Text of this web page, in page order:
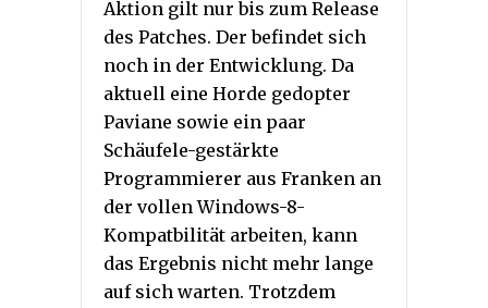
Aktion gilt nur bis zum Release
des Patches. Der befindet sich
noch in der Entwicklung. Da
aktuell eine Horde gedopter
Paviane sowie ein paar
Schäufele-gestärkte
Programmierer aus Franken an
der vollen Windows-8-
Kompatbilität arbeiten, kann
das Ergebnis nicht mehr lange
auf sich warten. Trotzdem